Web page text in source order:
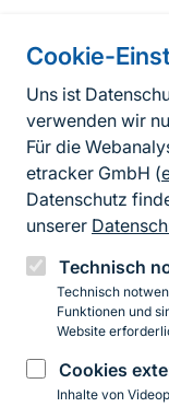
Cookie-
Uns ist
verwenden wir
Für die
etracker GmbH (
Datenschutz
unserer
Technisch
Technisch
Funktionen und
Website
Cookies
Inhalte von